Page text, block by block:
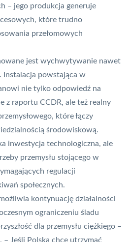
– jego produkcja generuje
które trudno
przełomowych
jest wychwytywanie nawet
Instalacja powstająca w
nie tylko odpowiedź na
z raportu CCDR, ale też realny
które łączy
środowiskową.
inwestycja technologiczna, ale
przemysłu stojącego w
regulacji
społecznych.
kontynuację działalności
ograniczeniu śladu
dla przemysłu ciężkiego –
– Jeśli Polska chce utrzymać